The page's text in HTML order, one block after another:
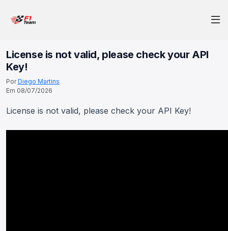
License is not valid, please check your API
Key!
PorDiego Martins
Em 08/07/2026
License is not valid, please check your API Key!